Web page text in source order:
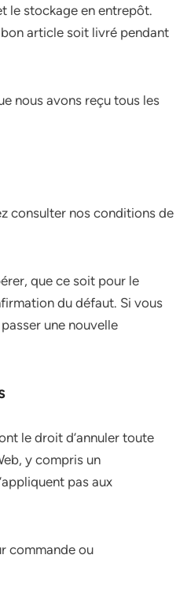
le stockage en entrepôt.
article soit livré pendant
nous avons reçu tous les
consulter nos conditions de
que ce soit pour le
du défaut. Si vous
une nouvelle
le droit d’annuler toute
y compris un
pas aux
commande ou